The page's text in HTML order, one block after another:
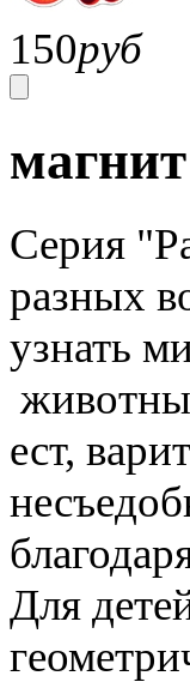
150руб
Серия
разных
узнать
ест,
Для